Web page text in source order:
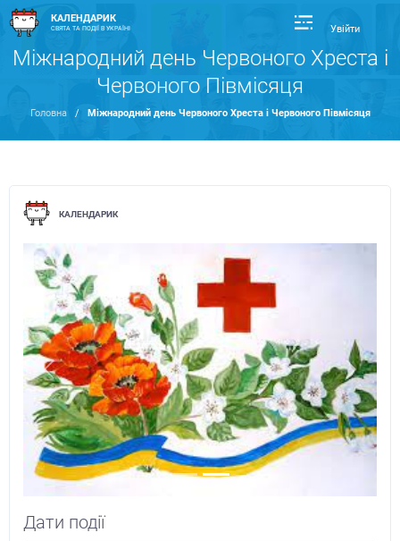
КАЛЕНДАРИК
СВЯТА ТА ПОДІЇ В УКРАЇНІ Увійти
Міжнародний день Червоного Хреста і
Червоного Півмісяця
Головна / Міжнародний день Червоного Хреста і Червоного Півмісяця
КАЛЕНДАРИК
Previous Next
Дати події